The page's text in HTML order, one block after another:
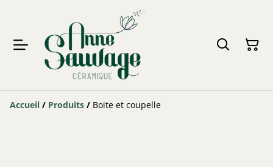
Accueil / Produits / Boite et coupelle